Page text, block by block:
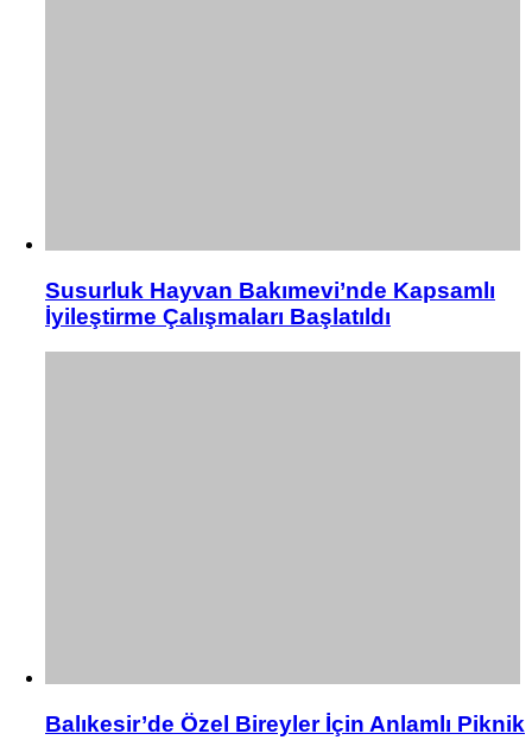
Susurluk Hayvan Bakımevi’nde Kapsamlı
İyileştirme Çalışmaları Başlatıldı
Balıkesir’de Özel Bireyler İçin Anlamlı Piknik